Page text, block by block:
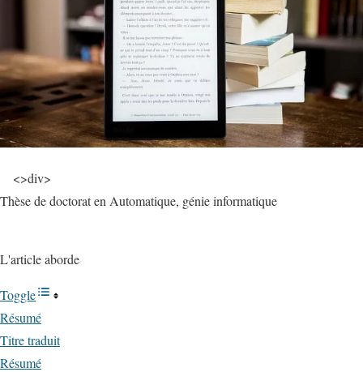
<>div>
Thèse de doctorat en Automatique, génie informatique
L'article aborde
Toggle
Résumé
Titre traduit
Résumé